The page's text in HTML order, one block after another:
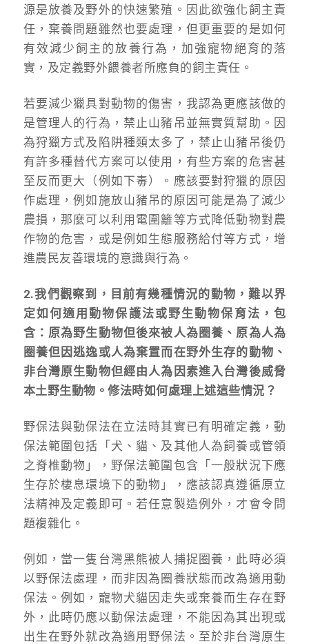
源是放養及野外的快速繁殖。因此欲強化飼主責
任，棄養問題雖然也要處理，但更重要的是如何
有效減少飼主的放養行為，加強寵物絕育的落
實，及定義野外餵養者所應負的飼主責任。
若要減少獵具對動物的傷害，我認為更應該做的
是管理人的行為，禁止山豬吊並無實質幫助。因
為狩獵方式及陷阱種類太多了，禁止山豬吊後仍
有許多種替代方案可以使用，有些方案的危害甚
至反而更大（例如下毒）。應該要對狩獵的原因
作處理，例如施放山豬吊的原因可能是為了減少
農損，那麼可以利用電圍籬等方式降低動物對農
作物的危害，或是例如生態服務給付等方式，增
進農民友善環境的意識與行為。
2.我們觀察到，目前有幾種情況的動物，難以界
定如何適用動物保護法或野生動物保育法，包
含：原為野生動物但後來被人為圈養、原為人為
圈養但因逃逸或人為棄置而在野外生存的動物、
非台灣原生動物但經由人為因素進入台灣後威脅
本土野生動物。修法時如何處理上述這些情況？
野保法與動保法在立法時其實已有明確定義，動
保法範圍包括「犬、貓、及其他人為飼養或管領
之脊椎動物」，野保法範圍包含「一般狀況下應
生存於棲息環境下的動物」，應該認真遵循原立
法精神及定義即可。若任意製造例外，才會令問
題複雜化。
例如，當一隻台灣黑熊被人捕捉圈養，此時必須
以野保法處理，而非因為圈養狀態而改為適用動
保法。例如，寵物犬貓因走失或棄養而生存在野
外，此時仍應以動保法處理，不能因為其出現或
出生在野外就改為適用野保法。至於非台灣原生